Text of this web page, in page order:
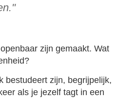
zijn gemaakt. Wat
bestudeert zijn, begrijpelijk,
als je jezelf tagt in een